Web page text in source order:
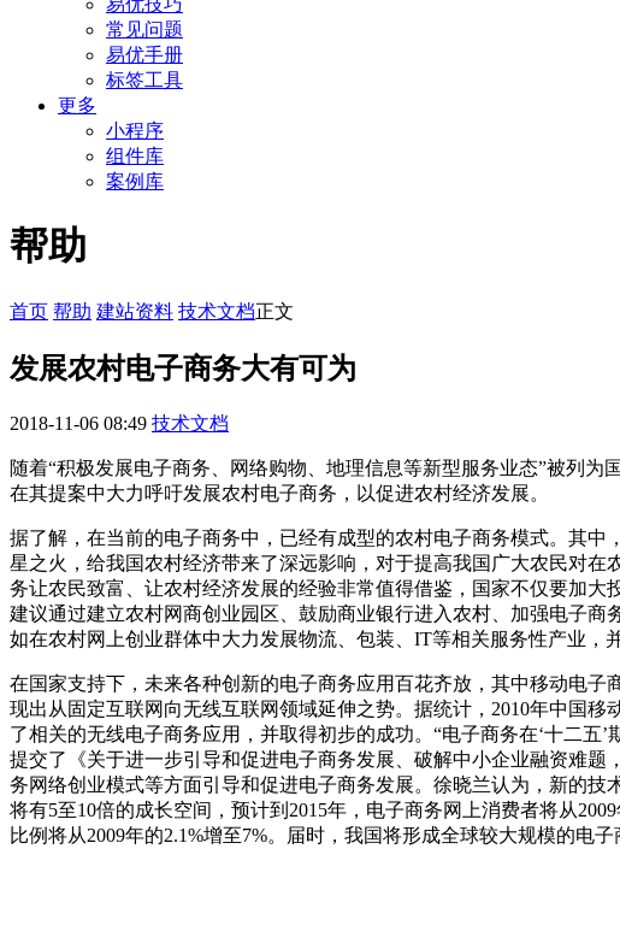
易优技巧
常见问题
易优手册
标签工具
更多
小程序
组件库
案例库
帮助
首页 帮助 建站资料 技术文档正文
发展农村电子商务大有可为
2018-11-06 08:49 技术文档
随着“积极发展电子商务、网络购物、地理信息等新型服务业态”被列
在其提案中大力呼吁发展农村电子商务，以促进农村经济发展。
据了解，在当前的电子商务中，已经有成型的农村电子商务模式。其
星之火，给我国农村经济带来了深远影响，对于提高我国广大农民对
务让农民致富、让农村经济发展的经验非常值得借鉴，国家不仅要加
建议通过建立农村网商创业园区、鼓励商业银行进入农村、加强电子
如在农村网上创业群体中大力发展物流、包装、IT等相关服务性产业，
在国家支持下，未来各种创新的电子商务应用百花齐放，其中移动电
现出从固定互联网向无线互联网领域延伸之势。据统计，2010年中国
了相关的无线电子商务应用，并取得初步的成功。“电子商务在‘十二
提交了《关于进一步引导和促进电子商务发展、破解中小企业融资难
务网络创业模式等方面引导和促进电子商务发展。徐晓兰认为，新的
将有5至10倍的成长空间，预计到2015年，电子商务网上消费者将从
比例将从2009年的2.1%增至7%。届时，我国将形成全球较大规模的电